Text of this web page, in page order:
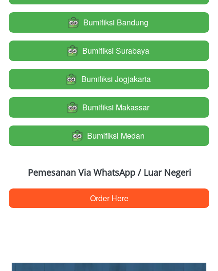
` Bumifiksi Bandung
` Bumifiksi Surabaya
` Bumifiksi Jogjakarta
` Bumifiksi Makassar
` Bumifiksi Medan
Pemesanan Via WhatsApp / Luar Negeri
`
Order Here